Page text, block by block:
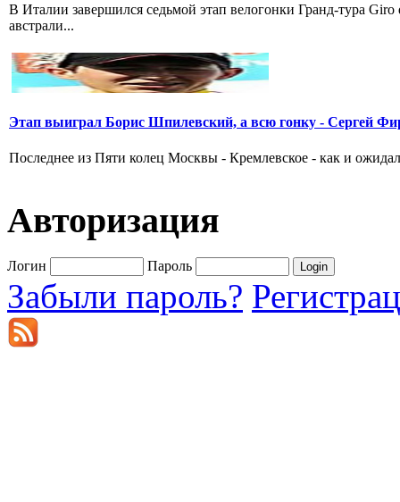
В Италии завершился седьмой этап велогонки Гранд-тура
австрали...
Этап выиграл Борис Шпилевский, а всю гонку - Сергей
Последнее из Пяти колец Москвы - Кремлевское - как и
Авторизация
Логин Пароль
Забыли пароль?